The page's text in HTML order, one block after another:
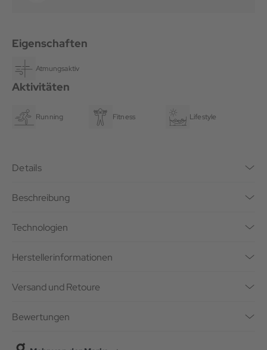
Eigenschaften
Atmungsaktiv
Aktivitäten
Running Fitness Lifestyle
Details
Beschreibung
Technologien
Herstellerinformationen
Versand und Retoure
Bewertungen